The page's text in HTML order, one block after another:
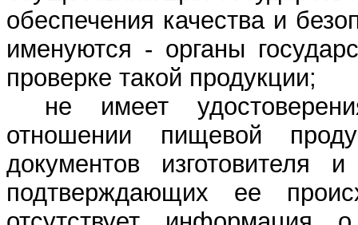
обеспечения качества и
именуются - органы
проверке такой продукции;
не имеет
отношении пищевой
документов изготовителя
подтверждающих ее